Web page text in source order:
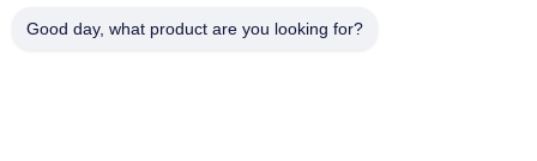
Good day, what product are you looking for?